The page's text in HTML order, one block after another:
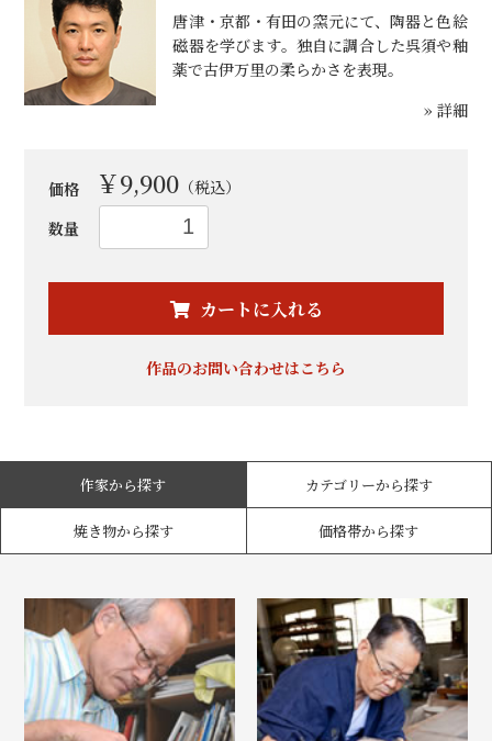
唐津・京都・有田の窯元にて、陶器と色絵
磁器を学びます。独自に調合した呉須や釉
薬で古伊万里の柔らかさを表現。
» 詳細
価格 ￥9,900 （税込）
数量
カートに入れる
お買い物を続ける カートへ進む
作品のお問い合わせはこちら
作家から探す カテゴリーから探す
焼き物から探す 価格帯から探す